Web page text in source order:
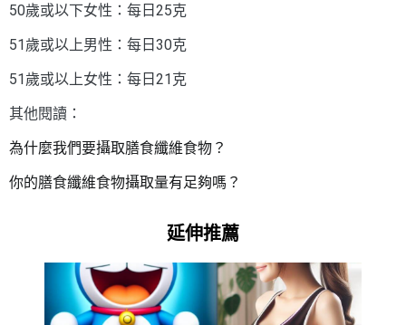
50歲或以下女性：每日25克
51歲或以上男性：每日30克
51歲或以上女性：每日21克
其他閱讀：
為什麼我們要攝取膳食纖維食物？
你的膳食纖維食物攝取量有足夠嗎？
延伸推薦